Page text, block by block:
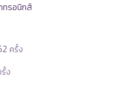
ทรอนิกส์
ครั้ง
ง